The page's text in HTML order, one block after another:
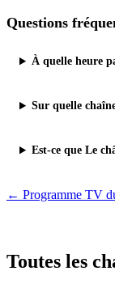
Questions
À quelle heure
Sur quelle
Est-ce que Le
← Programme TV
Toutes les